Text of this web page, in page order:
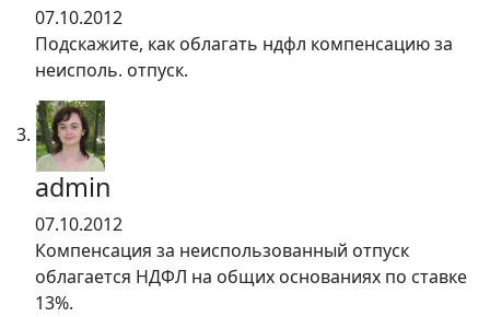
07.10.2012
Подскажите, как облагать ндфл компенсацию за
неисполь. отпуск.
admin
07.10.2012
Компенсация за неиспользованный отпуск
облагается НДФЛ на общих основаниях по ставке
13%.